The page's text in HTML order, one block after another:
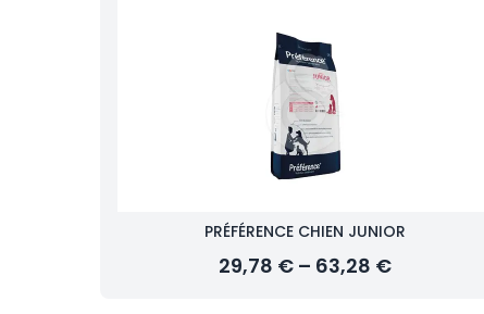
PRÉFÉRENCE CHIEN JUNIOR
29,78 € – 63,28 €